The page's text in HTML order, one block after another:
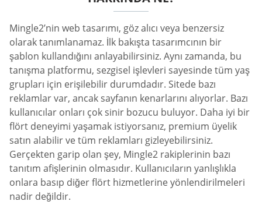
Mingle2’nin web tasarımı, göz alıcı veya benzersiz
olarak tanımlanamaz. İlk bakışta tasarımcının bir
şablon kullandığını anlayabilirsiniz. Aynı zamanda, bu
tanışma platformu, sezgisel işlevleri sayesinde tüm yaş
grupları için erişilebilir durumdadır. Sitede bazı
reklamlar var, ancak sayfanın kenarlarını alıyorlar. Bazı
kullanıcılar onları çok sinir bozucu buluyor. Daha iyi bir
flört deneyimi yaşamak istiyorsanız, premium üyelik
satın alabilir ve tüm reklamları gizleyebilirsiniz.
Gerçekten garip olan şey, Mingle2 rakiplerinin bazı
tanıtım afişlerinin olmasıdır. Kullanıcıların yanlışlıkla
onlara basıp diğer flört hizmetlerine yönlendirilmeleri
nadir değildir.